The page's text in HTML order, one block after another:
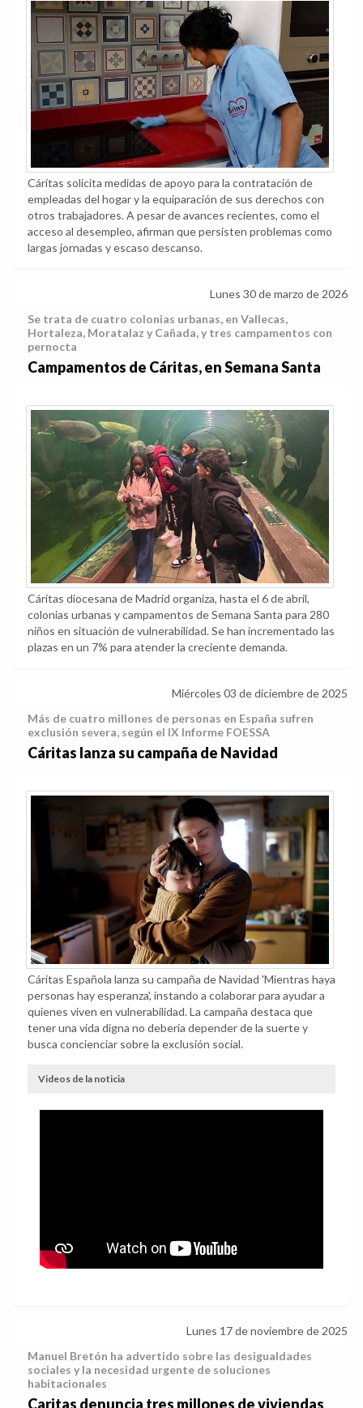
Cáritas solicita medidas de apoyo para la contratación de
empleadas del hogar y la equiparación de sus derechos con
otros trabajadores. A pesar de avances recientes, como el
acceso al desempleo, afirman que persisten problemas como
largas jornadas y escaso descanso.
Lunes 30 de marzo de 2026
Se trata de cuatro colonias urbanas, en Vallecas,
Hortaleza, Moratalaz y Cañada, y tres campamentos con
pernocta
Campamentos de Cáritas, en Semana Santa
Cáritas diocesana de Madrid organiza, hasta el 6 de abril,
colonias urbanas y campamentos de Semana Santa para 280
niños en situación de vulnerabilidad. Se han incrementado las
plazas en un 7% para atender la creciente demanda.
Miércoles 03 de diciembre de 2025
Más de cuatro millones de personas en España sufren
exclusión severa, según el IX Informe FOESSA
Cáritas lanza su campaña de Navidad
Cáritas Española lanza su campaña de Navidad 'Mientras haya
personas hay esperanza', instando a colaborar para ayudar a
quienes viven en vulnerabilidad. La campaña destaca que
tener una vida digna no debería depender de la suerte y
busca concienciar sobre la exclusión social.
Videos de la noticia
Lunes 17 de noviembre de 2025
Manuel Bretón ha advertido sobre las desigualdades
sociales y la necesidad urgente de soluciones
habitacionales
Caritas denuncia tres millones de viviendas